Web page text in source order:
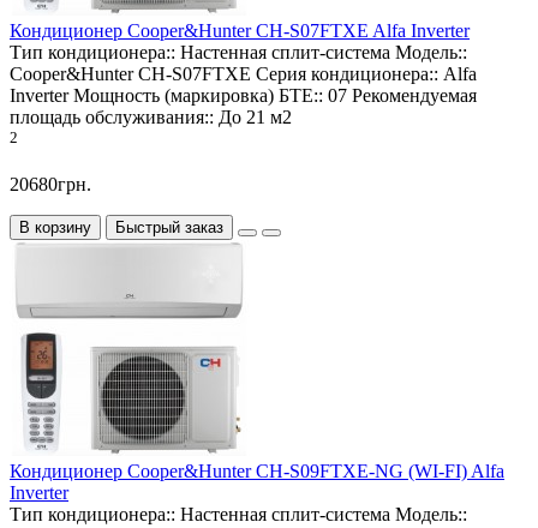
Кондиционер Cooper&Hunter CH-S07FTXE Alfa Inverter
Тип кондиционера:: Настенная сплит-система Модель::
Cooper&Hunter CH-S07FTXE Серия кондиционера:: Alfa
Inverter Мощность (маркировка) БТЕ:: 07 Рекомендуемая
площадь обслуживания:: До 21 м2
2
20680грн.
В корзину Быстрый заказ
Кондиционер Cooper&Hunter CH-S09FTXE-NG (WI-FI) Alfa
Inverter
Тип кондиционера:: Настенная сплит-система Модель::